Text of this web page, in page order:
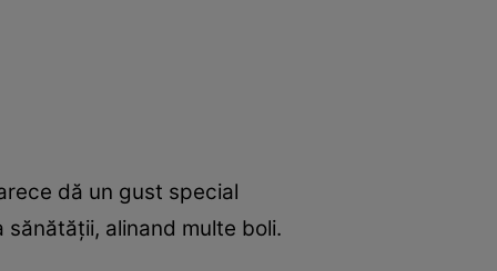
dă un gust special
alinand multe boli.